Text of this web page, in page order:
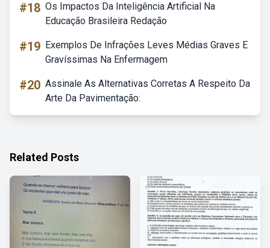
#18 Os Impactos Da Inteligência Artificial Na
Educação Brasileira Redação
#19 Exemplos De Infrações Leves Médias Graves E
Gravíssimas Na Enfermagem
#20 Assinale As Alternativas Corretas A Respeito Da
Arte Da Pavimentação:
Related Posts